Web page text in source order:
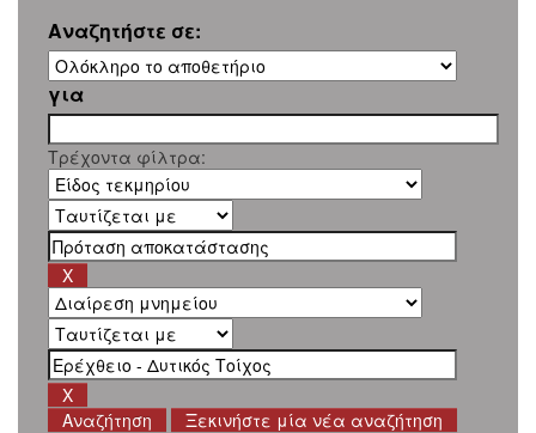
Αναζητήστε σε:
για
Τρέχοντα φίλτρα:
Ξεκινήστε μία νέα αναζήτηση